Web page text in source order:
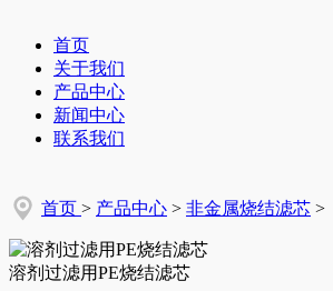
首页
关于我们
产品中心
新闻中心
联系我们
首页 > 产品中心 > 非金属烧结滤芯 >
溶剂过滤用PE烧结滤芯